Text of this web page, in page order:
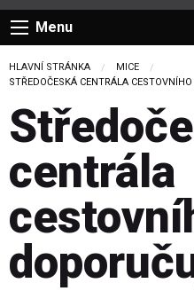
Menu
HLAVNÍ STRÁNKA
MICE
CURRENT:
STŘEDOČESKÁ CENTRÁLA
centrála